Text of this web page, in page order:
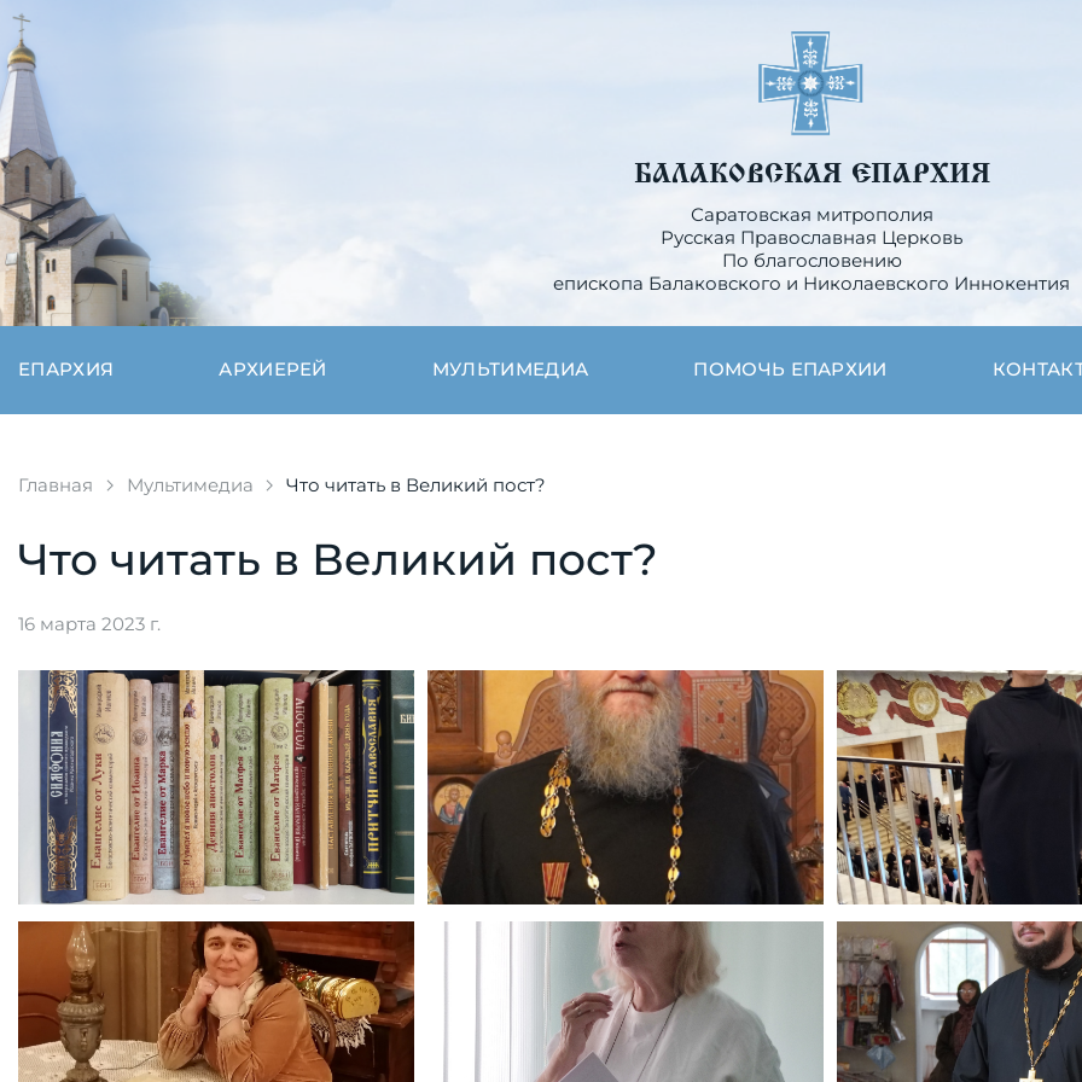
БАЛАКОВСКАЯ ЕПАРХИЯ
Саратовская митрополия
Русская Православная Церковь
По благословению
епископа Балаковского и Николаевского Иннокентия
ЕПАРХИЯ АРХИЕРЕЙ МУЛЬТИМЕДИА ПОМОЧЬ ЕПАРХИИ
Главная Мультимедиа Что читать в Великий пост?
Что читать в Великий пост?
16 марта 2023 г.